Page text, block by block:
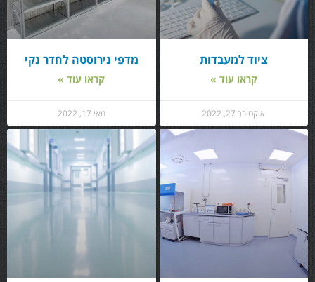
ציוד למעבדות
קראו עוד »
אוקטובר 27, 2022
מדפי נירוסטה לחדר נקי
קראו עוד »
מאי 17, 2022